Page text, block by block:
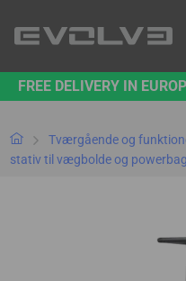
PRODUKTER
VORES BRAND
FREE DELIVERY IN
Tværgående og
stativ til vægbolde og